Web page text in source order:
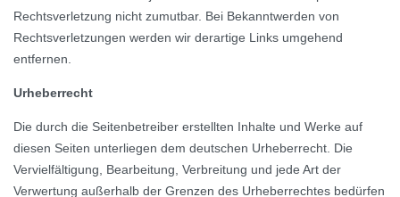
Rechtsverletzung nicht zumutbar. Bei Bekanntwerden von
Rechtsverletzungen werden wir derartige Links umgehend
entfernen.
Urheberrecht
Die durch die Seitenbetreiber erstellten Inhalte und Werke auf
diesen Seiten unterliegen dem deutschen Urheberrecht. Die
Vervielfältigung, Bearbeitung, Verbreitung und jede Art der
Verwertung außerhalb der Grenzen des Urheberrechtes bedürfen